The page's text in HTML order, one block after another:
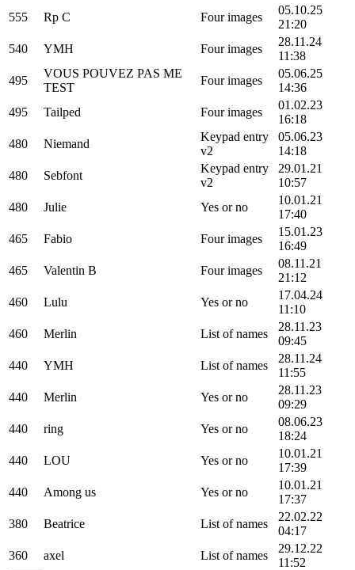
555
Rp C Four images
05.10.25
21:20
540
YMH Four images
28.11.24
11:38
495
VOUS POUVEZ PAS ME
TEST
Four images
05.06.25
14:36
495
Tailped Four images
01.02.23
16:18
480
Niemand
Keypad entry
v2
05.06.23
14:18
480
Sebfont
Keypad entry
v2
29.01.21
10:57
480
Julie Yes or no
10.01.21
17:40
465
Fabio Four images
15.01.23
16:49
465
Valentin B Four images
08.11.21
21:12
460
Lulu Yes or no
17.04.24
11:10
460
Merlin List of names
28.11.23
09:45
440
YMH List of names
28.11.24
11:55
440
Merlin Yes or no
28.11.23
09:29
440
ring Yes or no
08.06.23
18:24
440
LOU Yes or no
10.01.21
17:39
440
Among us Yes or no
10.01.21
17:37
380
Beatrice List of names
22.02.22
04:17
360
axel List of names
29.12.22
11:52